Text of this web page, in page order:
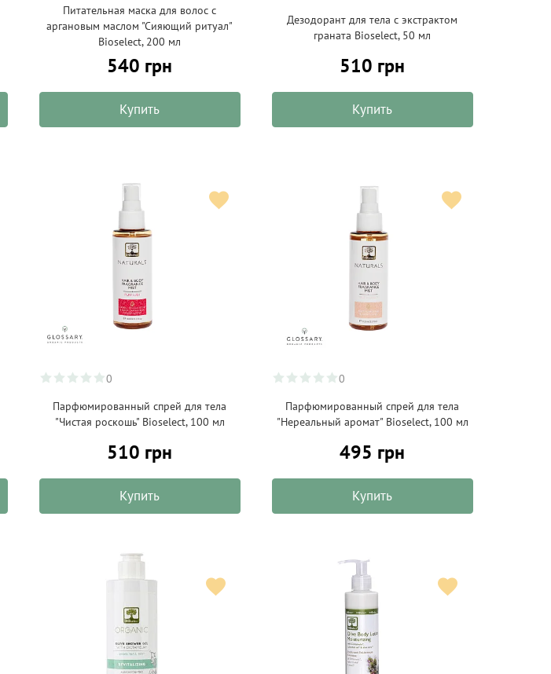
Питательная маска для волос с
аргановым маслом "Сияющий ритуал"
Bioselect, 200 мл
540 грн
Купить
Дезодорант для тела с экстрактом
граната Bioselect, 50 мл
510 грн
Купить
0
Парфюмированный спрей для тела
"Чистая роскошь" Bioselect, 100 мл
510 грн
Купить
0
Парфюмированный спрей для тела
"Нереальный аромат" Bioselect, 100 мл
495 грн
Купить